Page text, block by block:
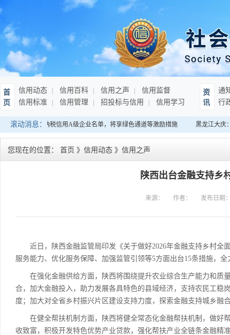
首
页
信用动态 信用百科 信用之声
信用监督
信用标准
信用管理 招投标与信用 信用学习
资
讯
通
行
滚动消息：
发布连续10年纳税信用A级企业名单，将享绿色通道等激励措施 黑龙江大庆
您现在的位置： 首页 》 信用动态 》 信用之声
陕西出台金融支持乡
来源： 作者： 发布日期
近日，陕西金融监管局印发《关于做好2026年金融支持乡村全
服务能力、优化服务保障、加强监管引领等5方面出台15条措施，
在强化金融供给方面，陕西将围绕提升农业综合生产能力和质
合，加大金融投入，助力发展各具特色的县域经济，支持农民工稳
度；加大对全省乡村振兴片区建设支持力度，探索金融支持城乡融
在健全帮扶机制方面，陕西将健全常态化金融帮扶机制，做好
收致富，积极开发特色优势产业贷款，强化帮扶产业全链条金融